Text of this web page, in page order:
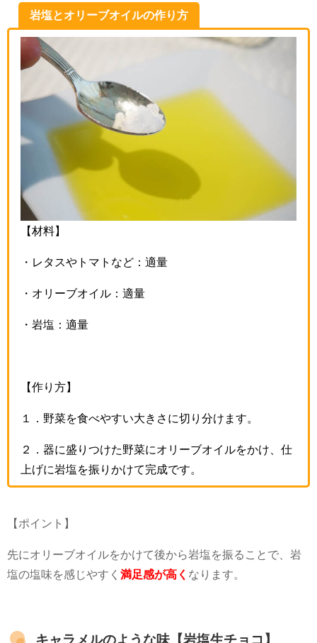
岩塩とオリーブオイルの作り方
【材料】
・レタスやトマトなど：適量
・オリーブオイル：適量
・岩塩：適量
【作り方】
１．野菜を食べやすい大きさに切り分けます。
２．器に盛りつけた野菜にオリーブオイルをかけ、仕
上げに岩塩を振りかけて完成です。
【ポイント】
先にオリーブオイルをかけて後から岩塩を振ることで、岩
塩の塩味を感じやすく 満足感が高く なります。
キャラメルのような味【岩塩生チョコ】